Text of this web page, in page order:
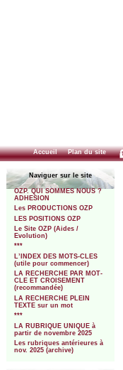
Accueil Plan du site
Naviguer sur le site
OZP. QUI SOMMES NOUS ?
ADHESION
Les PRODUCTIONS OZP
LES POSITIONS OZP
Le Site OZP (Aides /
Evolution)
***
L’INDEX DES MOTS-CLES
(utile pour commencer)
LA RECHERCHE PAR MOT-
CLE ET CROISEMENT
(recommandée)
LA RECHERCHE PLEIN
TEXTE sur un mot
***
LA RUBRIQUE UNIQUE à
partir de novembre 2025
Les rubriques antérieures à
nov. 2025 (archive)